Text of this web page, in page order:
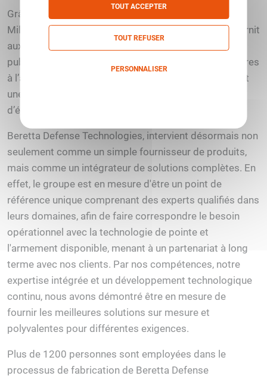
Grâce à une expertise éminente dans les domaines
Militaires & Police, Beretta Defense Technologies fournit
aux combattants modernes et agents de la force
publique les outils essentiels et spécifiques nécessaires
à l’accomplissement de leurs missions, en leur offrant
une combinaison unique de services, d'armement et
d’équipements.
Beretta Defense Technologies, intervient désormais non
seulement comme un simple fournisseur de produits,
mais comme un intégrateur de solutions complètes. En
effet, le groupe est en mesure d'être un point de
référence unique comprenant des experts qualifiés dans
leurs domaines, afin de faire correspondre le besoin
opérationnel avec la technologie de pointe et
l'armement disponible, menant à un partenariat à long
terme avec nos clients. Par nos compétences, notre
expertise intégrée et un développement technologique
continu, nous avons démontré être en mesure de
fournir les meilleures solutions sur mesure et
polyvalentes pour différentes exigences.
Plus de 1200 personnes sont employées dans le
processus de fabrication de Beretta Defense
TOUT ACCEPTER
TOUT REFUSER
PERSONNALISER